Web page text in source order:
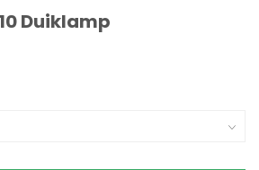
Duiklamp